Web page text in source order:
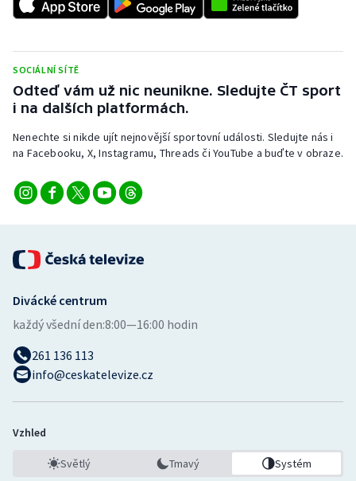
SOCIÁLNÍ SÍTĚ
Odteď vám už nic neunikne. Sledujte ČT sport
i na dalších platformách.
Nenechte si nikde ujít nejnovější sportovní události. Sledujte nás i
na Facebooku, X, Instagramu, Threads či YouTube a buďte v obraze.
Divácké centrum
každý všední den:8:00—16:00 hodin
261 136 113
info@ceskatelevize.cz
Vzhled
Světlý Tmavý Systém